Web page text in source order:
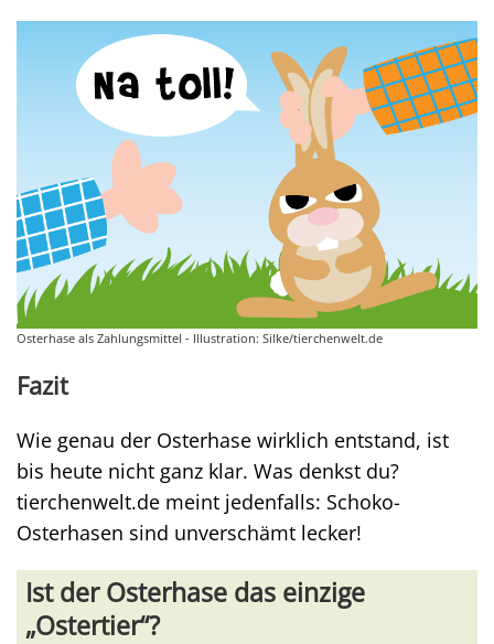
Osterhase als Zahlungsmittel - Illustration: Silke/tierchenwelt.de
Fazit
Wie genau der Osterhase wirklich entstand, ist
bis heute nicht ganz klar. Was denkst du?
tierchenwelt.de meint jedenfalls: Schoko-
Osterhasen sind unverschämt lecker!
Ist der Osterhase das einzige
„Ostertier“?